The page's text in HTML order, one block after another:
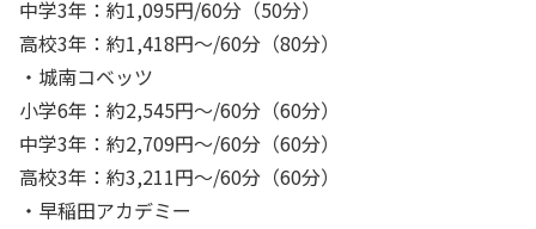
中学3年：約1,095円/60分（50分）
高校3年：約1,418円～/60分（80分）
・城南コベッツ
小学6年：約2,545円～/60分（60分）
中学3年：約2,709円～/60分（60分）
高校3年：約3,211円～/60分（60分）
・早稲田アカデミー